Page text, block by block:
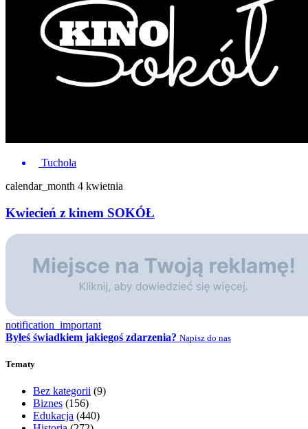
Tuchola
calendar_month 4 kwietnia
Kwiecień z kinem SOKÓŁ
notification_important
Byłeś świadkiem jakiegoś zdarzenia? Napisz do nas
Tematy
Bez kategorii (9)
Biznes (156)
Edukacja (440)